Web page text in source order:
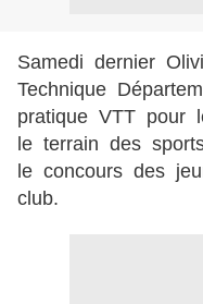
Samedi dernier
Technique
pratique VTT pour
le terrain des
le concours des
club.